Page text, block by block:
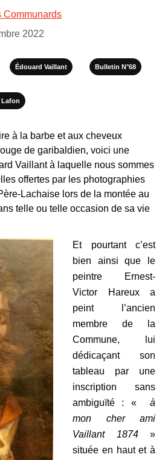
Communards
2022
Édouard Vaillant Bulletin N°68
Lafon
à la barbe et aux cheveux
de garibaldien, voici une
Vaillant à laquelle nous sommes
offertes par les photographies
Lachaise lors de la montée au
telle ou telle occasion de sa vie
Et pourtant c’est
bien ainsi que le
peintre Ernest-
Victor Hareux a
peint l’ancien
membre de la
Commune, lui
dédicaçant son
tableau par une
inscription sans
ambiguïté : «
à
mon cher ami
Vaillant 1874»
située en haut et à